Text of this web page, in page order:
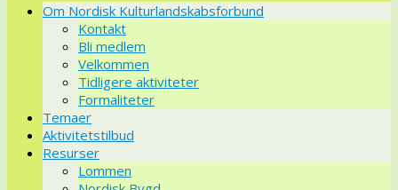
VidereOm Nordisk Kulturlandskabsforbund
Kontakt
Bli medlem
Velkommen
Tidligere aktiviteter
Formaliteter
Temaer
Aktivitetstilbud
Resurser
Lommen